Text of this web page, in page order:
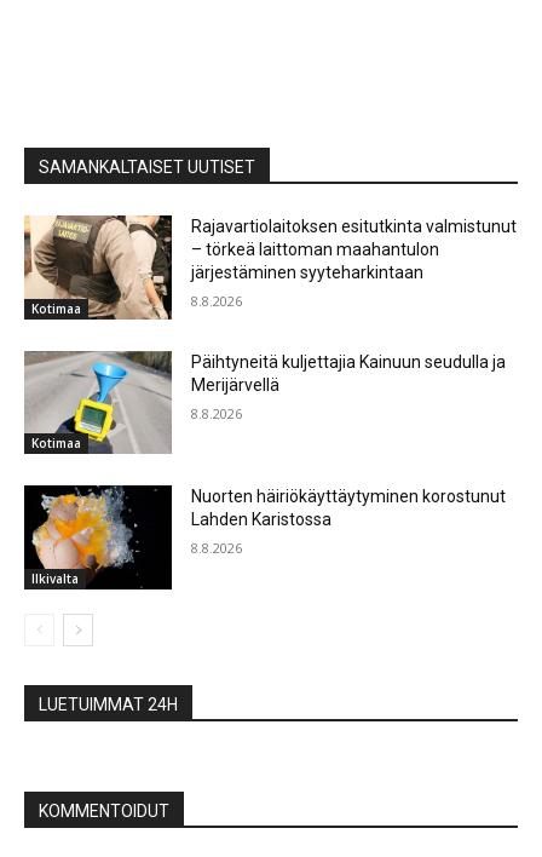
SAMANKALTAISET UUTISET
Kotimaa
Rajavartiolaitoksen esitutkinta valmistunut
– törkeä laittoman maahantulon
järjestäminen syyteharkintaan
8.8.2026
Kotimaa
Päihtyneitä kuljettajia Kainuun seudulla ja
Merijärvellä
8.8.2026
Ilkivalta
Nuorten häiriökäyttäytyminen korostunut
Lahden Karistossa
8.8.2026
LUETUIMMAT 24H
KOMMENTOIDUT